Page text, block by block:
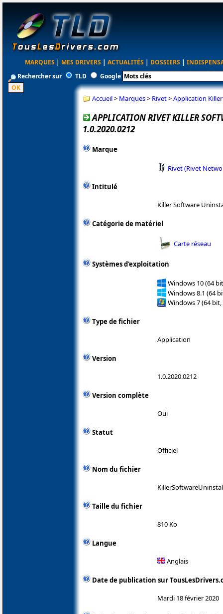
MARQUES | MES DRIVERS | ACTUALITÉS | DOSSIERS |
Rechercher sur
TLD Google
Accueil> Marques> Rivet>Application
APPLICATION RIVET KILLER
1.0.2020.0212
Marque
Rivet (Rivet
Intitulé
Killer Software
Catégorie de matériel
Carte réseau
Systèmes d'exploitation
Windows 10 (64
Windows 8.1 (64
Windows 7 (64 bit,
Type de fichier
Application
Version
1.0.2020.0212
Version complète
Oui
Statut
Officiel
Nom du fichier
Taille du fichier
810 Ko
Langue
Anglais
Date de publication sur
Mardi 18 février 2020